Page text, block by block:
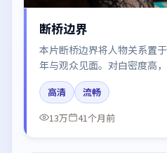
断桥边界
本片断桥边界将人物关系置
年与观众见面。对白密度高
景春、廖凡的台词节奏值得
都市与冷色调摄影。
高清
流畅
13万
41个月前